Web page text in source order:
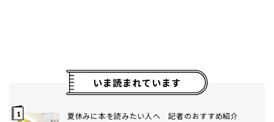
いま読まれています
夏休みに本を読みたい人へ 記者のおすすめ紹介